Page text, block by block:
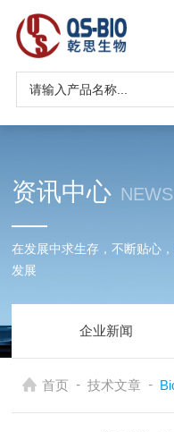
资讯中心
在发展中求生存，不断贴心
发展
企业新闻
首页 - 技术文章 -